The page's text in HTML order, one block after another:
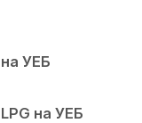
УЕБ
на УЕБ